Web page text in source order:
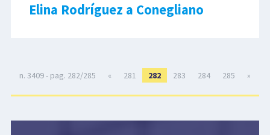
Elina Rodríguez a Conegliano
n. 3409 - pag. 282/285 « 281 282 283 284 285 »